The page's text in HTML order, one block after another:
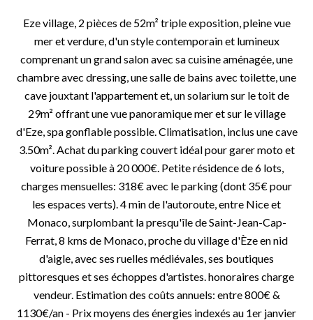
Eze village, 2 pièces de 52m² triple exposition, pleine vue
mer et verdure, d'un style contemporain et lumineux
comprenant un grand salon avec sa cuisine aménagée, une
chambre avec dressing, une salle de bains avec toilette, une
cave jouxtant l'appartement et, un solarium sur le toit de
29m² offrant une vue panoramique mer et sur le village
d'Eze, spa gonflable possible. Climatisation, inclus une cave
3.50m². Achat du parking couvert idéal pour garer moto et
voiture possible à 20 000€. Petite résidence de 6 lots,
charges mensuelles: 318€ avec le parking (dont 35€ pour
les espaces verts). 4 min de l'autoroute, entre Nice et
Monaco, surplombant la presqu'île de Saint-Jean-Cap-
Ferrat, 8 kms de Monaco, proche du village d'Èze en nid
d'aigle, avec ses ruelles médiévales, ses boutiques
pittoresques et ses échoppes d'artistes. honoraires charge
vendeur. Estimation des coûts annuels: entre 800€ &
1130€/an - Prix moyens des énergies indexés au 1er janvier